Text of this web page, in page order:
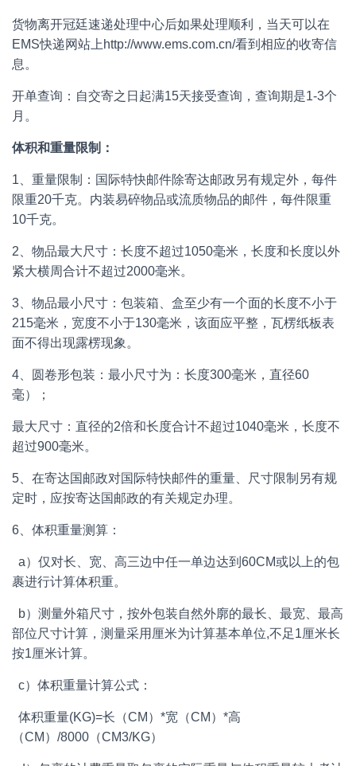
货物离开冠廷速递处理中心后如果处理顺利，当天可以在
EMS快递网站上http://www.ems.com.cn/看到相应的收寄信
息。
开单查询：自交寄之日起满15天接受查询，查询期是1-3个
月。
体积和重量限制：
1、重量限制：国际特快邮件除寄达邮政另有规定外，每件
限重20千克。内装易碎物品或流质物品的邮件，每件限重
10千克。
2、物品最大尺寸：长度不超过1050毫米，长度和长度以外
紧大横周合计不超过2000毫米。
3、物品最小尺寸：包装箱、盒至少有一个面的长度不小于
215毫米，宽度不小于130毫米，该面应平整，瓦楞纸板表
面不得出现露楞现象。
4、圆卷形包装：最小尺寸为：长度300毫米，直径60
毫）；
最大尺寸：直径的2倍和长度合计不超过1040毫米，长度不
超过900毫米。
5、在寄达国邮政对国际特快邮件的重量、尺寸限制另有规
定时，应按寄达国邮政的有关规定办理。
6、体积重量测算：
a）仅对长、宽、高三边中任一单边达到60CM或以上的包
裹进行计算体积重。
b）测量外箱尺寸，按外包装自然外廓的最长、最宽、最高
部位尺寸计算，测量采用厘米为计算基本单位,不足1厘米长
按1厘米计算。
c）体积重量计算公式：
体积重量(KG)=长（CM）*宽（CM）*高
（CM）/8000（CM3/KG）